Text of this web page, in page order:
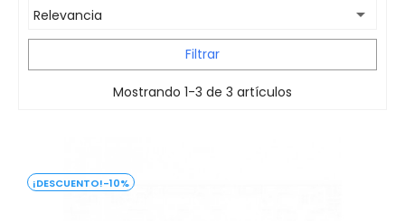
Relevancia 
Filtrar
Mostrando 1-3 de 3 artículos
-10%